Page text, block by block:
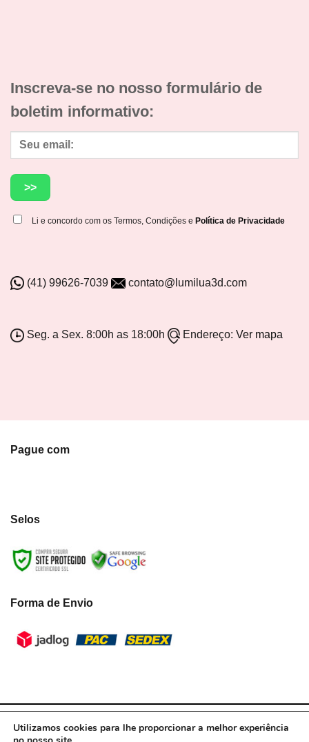
Inscreva-se no nosso formulário de
boletim informativo:
Li e concordo com os Termos, Condições e Política de Privacidade
(41) 99626-7039 contato@lumilua3d.com
Seg. a Sex. 8:00h as 18:00h Endereço: Ver mapa
Pague com
Selos
Forma de Envio
LumiLua3D - CNPJ:39.433.787/0001-10 © Todos os direitos reservados.
2021
Utilizamos cookies para lhe proporcionar a melhor experiência